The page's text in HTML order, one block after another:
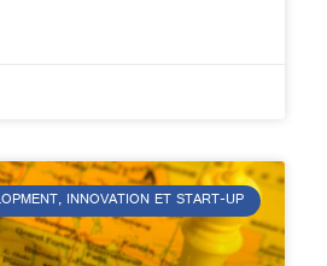
INNOVATION ET START-UP